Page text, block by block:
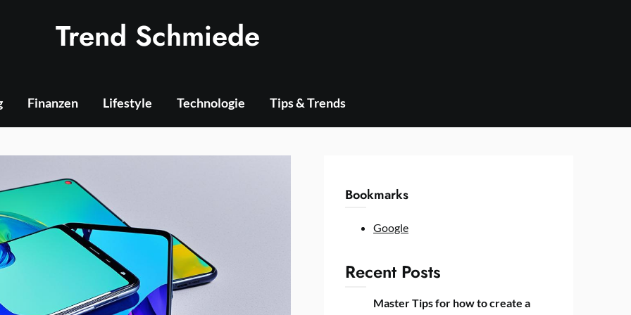
Trend Schmiede
Finanzen Lifestyle Technologie Tips & Trends
Bookmarks
Google
Recent Posts
Master Tips for how to create a